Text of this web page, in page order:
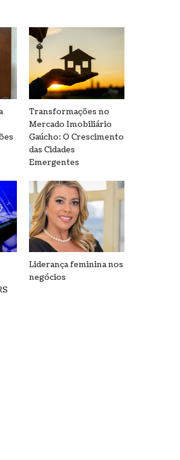
Transformações no
Mercado Imobiliário
Gaúcho: O Crescimento
das Cidades
Emergentes
Liderança feminina nos
negócios